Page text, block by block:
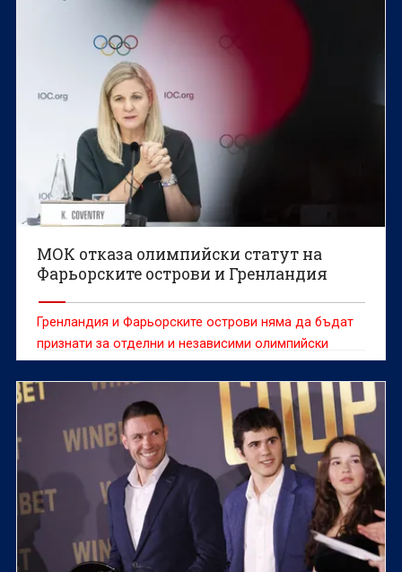
МОК отказа олимпийски статут на
Фарьорските острови и Гренландия
Гренландия и Фарьорските острови няма да бъдат
признати за отделни и независими олимпийски
отбори, въпреки искането на датския парламент,
заявиха от МОК.